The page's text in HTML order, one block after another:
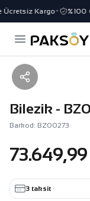
Kargo✦ %100
Bilezik -
Barkod: BZ00273
73.649,99
3 taksit ·